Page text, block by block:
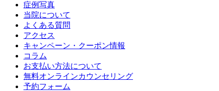
症例写真
当院について
よくある質問
アクセス
キャンペーン・クーポン情報
コラム
お支払い方法について
無料オンラインカウンセリング
予約フォーム